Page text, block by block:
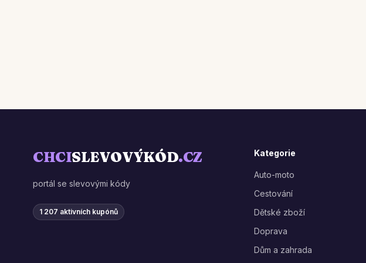
CHCISLEVOVÝKÓD.CZ
portál se slevovými kódy
1 207 aktivních kupónů
Kategorie
Auto-moto
Cestování
Dětské zboží
Doprava
Dům a zahrada